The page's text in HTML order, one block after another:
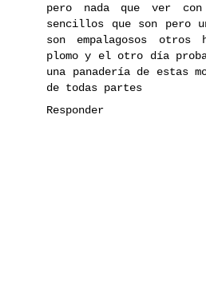
pero nada que ver
sencillos que son pero
son empalagosos
plomo y el otro día
una panadería de estas
de todas partes
Responder